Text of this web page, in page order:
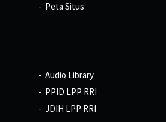
Peta Situs
Audio Library
PPID LPP RRI
JDIH LPP RRI